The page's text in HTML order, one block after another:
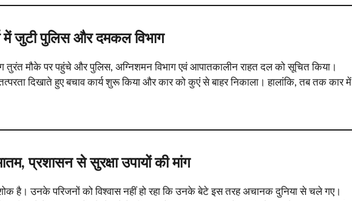
में जुटी पुलिस और दमकल विभाग
तुरंत मौके पर पहुंचे और पुलिस, अग्निशमन विभाग एवं आपातकालीन राहत दल को सूचित किया।
दिखाते हुए बचाव कार्य शुरू किया और कार को कुएं से बाहर निकाला। हालांकि, तब तक कार में
प्रशासन से सुरक्षा उपायों की मांग
है। उनके परिजनों को विश्वास नहीं हो रहा कि उनके बेटे इस तरह अचानक दुनिया से चले गए।